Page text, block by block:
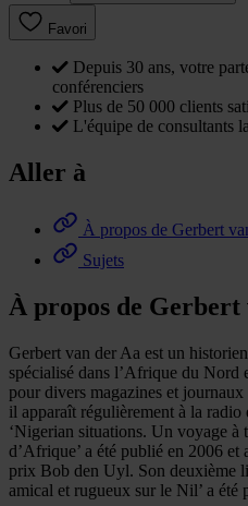
Favori
Depuis 30 ans, votre
conférenciers
Plus de 50 000 clients
L'équipe de consultants
Aller à
À propos de Gerbert
Sujets
À propos de Gerbert
Gerbert van der Aa est un
spécialisé dans l’Afrique du Nord
pour divers magazines et
il apparaît régulièrement à la
‘Nigerian situations. Un voyage à
d’Afrique’ a été publié en 2006
prix Bob den Uyl. Son deuxième
amical et rugueux sur le Nil’ a été